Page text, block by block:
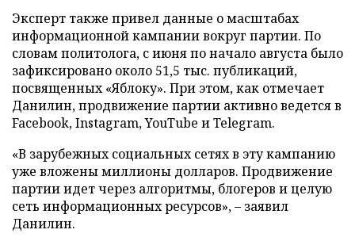
Эксперт также привел данные о масштабах
информационной кампании вокруг партии. По
словам политолога, с июня по начало августа было
зафиксировано около 51,5 тыс. публикаций,
посвященных «Яблоку». При этом, как отмечает
Данилин, продвижение партии активно ведется в
Facebook, Instagram, YouTube и Telegram.
«В зарубежных социальных сетях в эту кампанию
уже вложены миллионы долларов. Продвижение
партии идет через алгоритмы, блогеров и целую
сеть информационных ресурсов», – заявил
Данилин.